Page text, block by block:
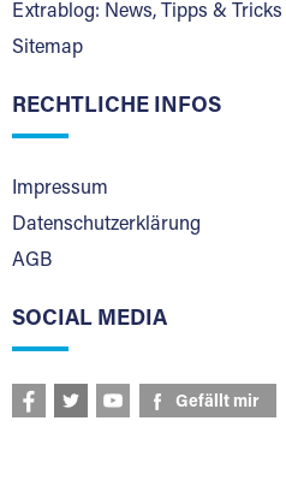
Extrablog: News, Tipps & Tricks
Sitemap
RECHTLICHE INFOS
Impressum
Datenschutzerklärung
AGB
SOCIAL MEDIA
Gefällt mir